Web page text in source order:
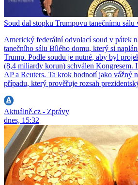
Soud dal stopku Trumpovu tanečnímu sálu
Americký federální odvolací soud v pátek
tanečního sálu Bílého domu, který si
Trump. Podle soudu je nutné, aby byl
(8,4 miliardy korun) schválen Kongresem.
AP a Reuters. Ta krok hodnotí jako vážný
případu, který prověřuje rozsah
Aktuálně.cz - Zprávy
dnes, 15:32